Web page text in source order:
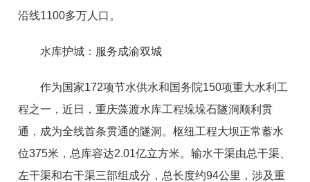
沿线1100多万人口。
水库护城：服务成渝双城
作为国家172项节水供水和国务院150项重大水利工
程之一，近日，重庆藻渡水库工程垛垛石隧洞顺利贯
通，成为全线首条贯通的隧洞。枢纽工程大坝正常蓄水
位375米，总库容达2.01亿立方米。输水干渠由总干渠、
左干渠和右干渠三部组成分，总长度约94公里，涉及重